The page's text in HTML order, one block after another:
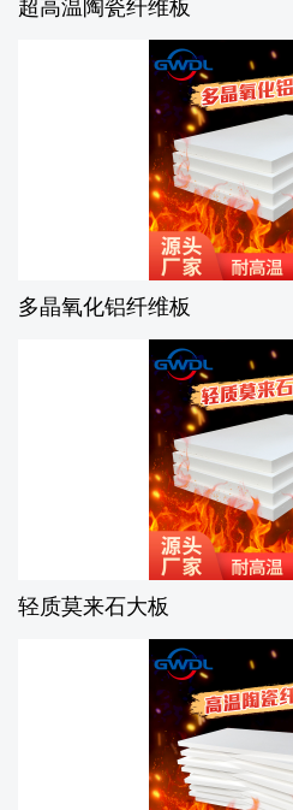
多晶氧化铝纤维板
轻质莫来石大板